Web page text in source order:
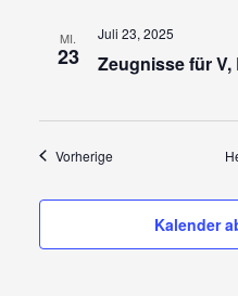
MI.
23 Zeugnisse für V,
Juli 23, 2025
VorherigeVeranstaltungen
Kalender